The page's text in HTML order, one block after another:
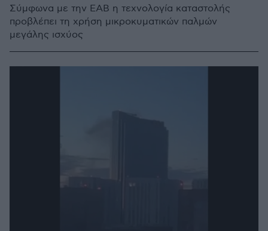
Σύμφωνα με την ΕΑΒ η τεχνολογία καταστολής
προβλέπει τη χρήση μικροκυματικών παλμών
μεγάλης ισχύος